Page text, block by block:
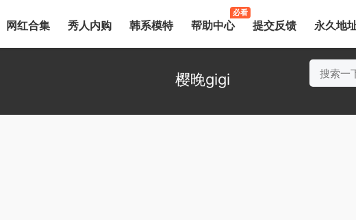
网红合集 秀人内购 韩系模特 帮助中心
必看
提交反馈 永久地
樱晚gigi